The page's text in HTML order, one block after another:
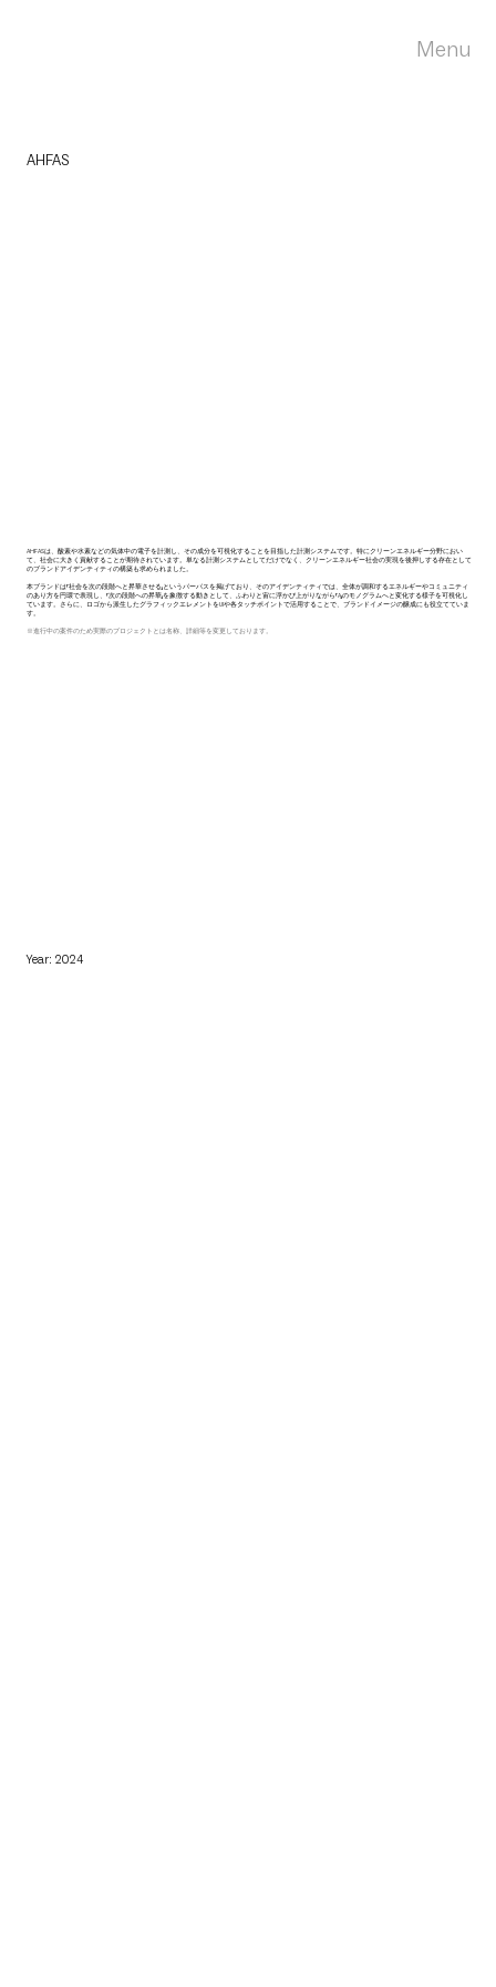
Menu
AHFAS
AHFASは、酸素や水素などの気体中の電子を計測し、その成分を可視化することを目指した計測システムです。特にクリーンエネルギー分野におい
て、社会に大きく貢献することが期待されています。単なる計測システムとしてだけでなく、クリーンエネルギー社会の実現を後押しする存在として
のブランドアイデンティティの構築も求められました。
本ブランドは「社会を次の段階へと昇華させる」というパーパスを掲げており、そのアイデンティティでは、全体が調和するエネルギーやコミュニティ
のあり方を円環で表現し、「次の段階への昇華」を象徴する動きとして、ふわりと宙に浮かび上がりながら「A」のモノグラムへと変化する様子を可視化し
ています。さらに、ロゴから派生したグラフィックエレメントをUIや各タッチポイントで活用することで、ブランドイメージの醸成にも役立てていま
す。
※進行中の案件のため実際のプロジェクトとは名称、詳細等を変更しております。
Year: 2024